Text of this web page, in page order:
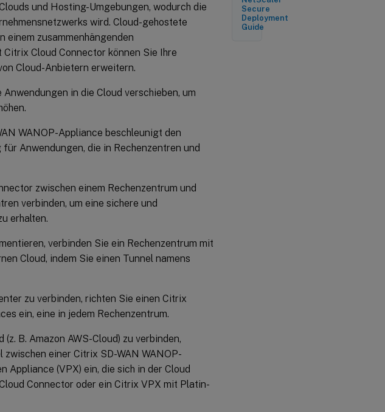
und Hosting-Umgebungen, wodurch die
wird. Cloud-gehostete
einem zusammenhängenden
Cloud Connector können Sie Ihre
Cloud-Anbietern erweitern.
in die Cloud verschieben, um
WANOP-Appliance beschleunigt den
Anwendungen, die in Rechenzentren und
zwischen einem Rechenzentrum und
verbinden, um eine sichere und
erhalten.
verbinden Sie ein Rechenzentrum mit
Cloud, indem Sie einen Tunnel namens
zu verbinden, richten Sie einen Citrix
ein, eine in jedem Rechenzentrum.
B. Amazon AWS-Cloud) zu verbinden,
einer Citrix SD-WAN WANOP-
Appliance (VPX) ein, die sich in der Cloud
Connector oder ein Citrix VPX mit Platin-
Secure
Deployment
Guide